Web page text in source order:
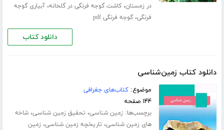
در زمستان،کاشت گوجه فرنگی در گلخانه،آبیاری گوجه
فرنگی،گوجه فرنگی pdf
دانلود کتاب
دانلود کتاب زمین‌شناسی
موضوع:کتاب‌های جغرافی
۱۴۴ صفحه
برچسب‌ها: زمین شناسی، تحقیق زمین شناسی،شاخه
های زمین شناسی، تاریخچه زمین شناسی، زمین